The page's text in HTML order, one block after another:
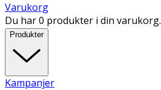
Varukorg
Du har 0 produkter i din varukorg.
Produkter
Kampanjer